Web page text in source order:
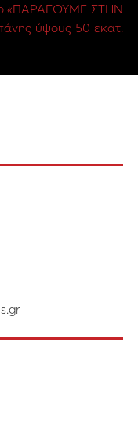
«ΠΑΡΑΓΟΥΜΕ ΣΤΗΝ
ύψους 50 εκατ.